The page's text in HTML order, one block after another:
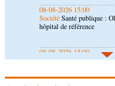
08-08-2026 15:00
SociétéLutte contre la
08-08-2026 14:30
+" : la liste des